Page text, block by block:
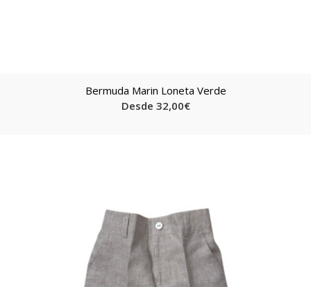
Bermuda Marin Loneta Verde
Desde 32,00€